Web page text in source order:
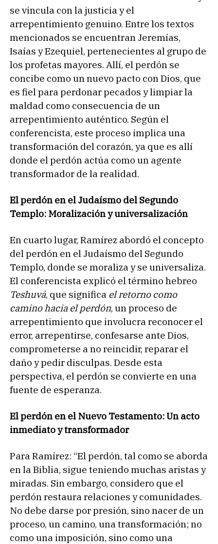
se vincula con la justicia y el
arrepentimiento genuino. Entre los textos
mencionados se encuentran Jeremías,
Isaías y Ezequiel, pertenecientes al grupo de
los profetas mayores. Allí, el perdón se
concibe como un nuevo pacto con Dios, que
es fiel para perdonar pecados y limpiar la
maldad como consecuencia de un
arrepentimiento auténtico. Según el
conferencista, este proceso implica una
transformación del corazón, ya que es allí
donde el perdón actúa como un agente
transformador de la realidad.
El perdón en el Judaísmo del Segundo
Templo: Moralización y universalización
En cuarto lugar, Ramírez abordó el concepto
del perdón en el Judaísmo del Segundo
Templo, donde se moraliza y se universaliza.
El conferencista explicó el término hebreo
Teshuvá, que significa el retorno como
camino hacia el perdón, un proceso de
arrepentimiento que involucra reconocer el
error, arrepentirse, confesarse ante Dios,
comprometerse a no reincidir, reparar el
daño y pedir disculpas. Desde esta
perspectiva, el perdón se convierte en una
fuente de esperanza.
El perdón en el Nuevo Testamento: Un acto
inmediato y transformador
Para Ramírez: “El perdón, tal como se aborda
en la Biblia, sigue teniendo muchas aristas y
miradas. Sin embargo, considero que el
perdón restaura relaciones y comunidades.
No debe darse por presión, sino nacer de un
proceso, un camino, una transformación; no
como una imposición, sino como una